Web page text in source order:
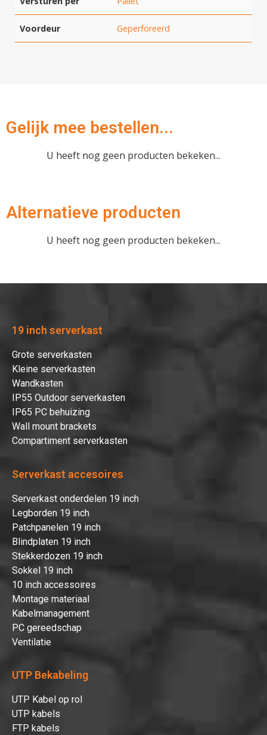
Voordeur Geperforeerd
Gelijk mee bestellen...
U heeft nog geen producten bekeken...
Alternatieve producten
U heeft nog geen producten bekeken...
19 inch serverkast
Grote serverkasten
Kleine serverkasten
Wandkasten
IP55 Outdoor serverkasten
IP65 PC behuizing
Wall mount brackets
Compartiment serverkasten
Serverkast accesoires
Serverkast onderdelen 19 inch
Legborden 19 inch
Patchpanelen 19 inch
Blindplaten 19 inch
Stekkerdozen 19 inch
Sokkel 19 inch
10 inch accessoires
Montage materiaal
Kabelmanagement
PC gereedschap
Ventilatie
UTP Bekabeling
UTP Kabel op rol
UTP kabels
FTP kabels
Hartelijk dank!
Verder winkelen